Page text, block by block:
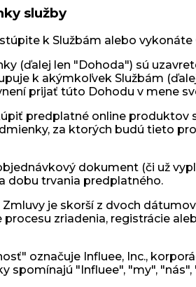
služby
k Službám alebo
(ďalej len "Dohoda") sú
k akýmkoľvek Službám
prijať túto Dohodu v mene
predplatné online
za ktorých budú tieto
dokument (či už
dobu trvania predplatného.
je skorší z dvoch
zriadenia, registrácie
označuje Influee, Inc.,
spomínajú "Influee", "my",